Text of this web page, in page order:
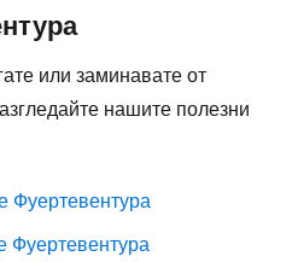
или заминавате от
нашите полезни
Фуертевентура
Фуертевентура